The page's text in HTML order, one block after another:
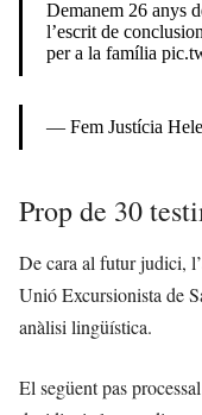
Demanem 26 anys
l’escrit de
per a la família
— Fem Justícia
Prop de 30
De cara al futur judici,
Unió Excursionista de
anàlisi lingüística.
El següent pas